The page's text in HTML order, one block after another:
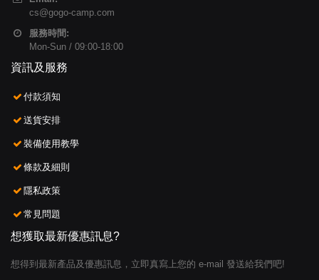
cs@gogo-camp.com
服務時間:
Mon-Sun / 09:00-18:00
資訊及服務
付款須知
送貨安排
裝備使用教學
條款及細則
隱私政策
常見問題
想獲取最新優惠訊息?
想得到最新產品及優惠訊息，立即真寫上您的 e-mail 發送給我們吧!